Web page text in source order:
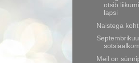
otsib
lapsi
Naistega
Septembrikuu
Meil on